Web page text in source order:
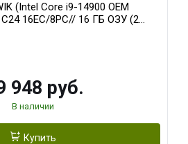
(Intel Core i9-14900 OEM
16EC/8PC// 16 ГБ ОЗУ (2
EAGLE OC ICE SFF 16GB
948 руб.
В наличии
Купить